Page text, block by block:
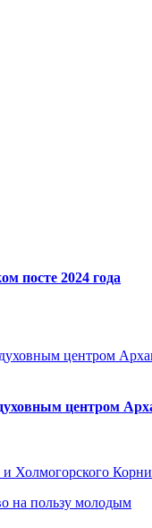
посте 2024 года
центром
Холмогорского